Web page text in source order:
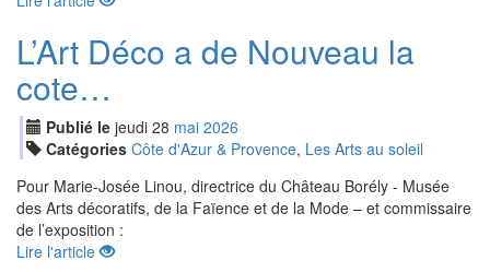
L’Art Déco a de Nouveau la
cote…
Publié le jeudi 28 mai 2026
Catégories Côte d'Azur & Provence, Les Arts au soleil
Pour Marie-Josée Linou, directrice du Château Borély - Musée
des Arts décoratifs, de la Faïence et de la Mode – et commissaire
de l’exposition :
Lire l'article